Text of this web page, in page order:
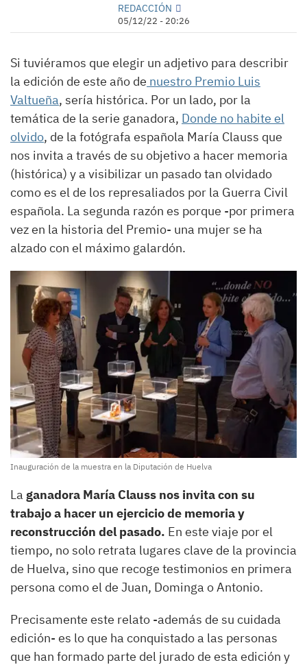
REDACCIÓN
05/12/22 - 20:26
Si tuviéramos que elegir un adjetivo para describir
la edición de este año de nuestro Premio Luis
Valtueña, sería histórica. Por un lado, por la
temática de la serie ganadora, Donde no habite el
olvido, de la fotógrafa española María Clauss que
nos invita a través de su objetivo a hacer memoria
(histórica) y a visibilizar un pasado tan olvidado
como es el de los represaliados por la Guerra Civil
española. La segunda razón es porque -por primera
vez en la historia del Premio- una mujer se ha
alzado con el máximo galardón.
Inauguración de la muestra en la Diputación de Huelva
La ganadora María Clauss nos invita con su
trabajo a hacer un ejercicio de memoria y
reconstrucción del pasado. En este viaje por el
tiempo, no solo retrata lugares clave de la provincia
de Huelva, sino que recoge testimonios en primera
persona como el de Juan, Dominga o Antonio.
Precisamente este relato -además de su cuidada
edición- es lo que ha conquistado a las personas
que han formado parte del jurado de esta edición y